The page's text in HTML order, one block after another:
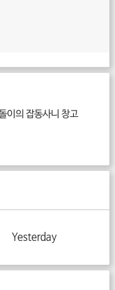
이의 잡동사니 창고
Yesterday